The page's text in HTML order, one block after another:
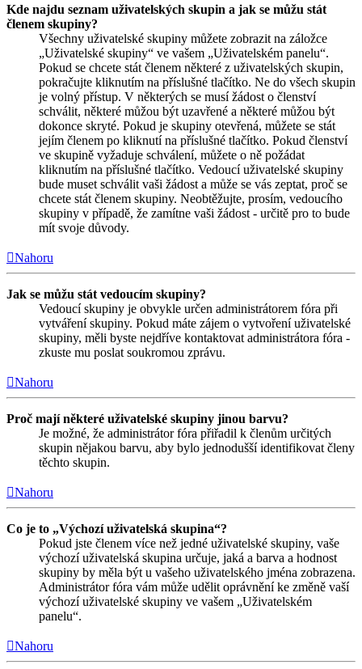
Kde najdu seznam uživatelských skupin a jak se můžu stát
členem skupiny?
Všechny uživatelské skupiny můžete zobrazit na záložce
„Uživatelské skupiny“ ve vašem „Uživatelském panelu“.
Pokud se chcete stát členem některé z uživatelských skupin,
pokračujte kliknutím na příslušné tlačítko. Ne do všech skupin
je volný přístup. V některých se musí žádost o členství
schválit, některé můžou být uzavřené a některé můžou být
dokonce skryté. Pokud je skupiny otevřená, můžete se stát
jejím členem po kliknutí na příslušné tlačítko. Pokud členství
ve skupině vyžaduje schválení, můžete o ně požádat
kliknutím na příslušné tlačítko. Vedoucí uživatelské skupiny
bude muset schválit vaši žádost a může se vás zeptat, proč se
chcete stát členem skupiny. Neobtěžujte, prosím, vedoucího
skupiny v případě, že zamítne vaši žádost - určitě pro to bude
mít svoje důvody.
Nahoru
Jak se můžu stát vedoucím skupiny?
Vedoucí skupiny je obvykle určen administrátorem fóra při
vytváření skupiny. Pokud máte zájem o vytvoření uživatelské
skupiny, měli byste nejdříve kontaktovat administrátora fóra -
zkuste mu poslat soukromou zprávu.
Nahoru
Proč mají některé uživatelské skupiny jinou barvu?
Je možné, že administrátor fóra přiřadil k členům určitých
skupin nějakou barvu, aby bylo jednodušší identifikovat členy
těchto skupin.
Nahoru
Co je to „Výchozí uživatelská skupina“?
Pokud jste členem více než jedné uživatelské skupiny, vaše
výchozí uživatelská skupina určuje, jaká a barva a hodnost
skupiny by měla být u vašeho uživatelského jména zobrazena.
Administrátor fóra vám může udělit oprávnění ke změně vaší
výchozí uživatelské skupiny ve vašem „Uživatelském
panelu“.
Nahoru